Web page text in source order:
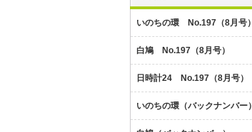
いのちの環 No.197（8月号）
白鳩 No.197（8月号）
日時計24 No.197（8月号）
いのちの環（バックナンバー）